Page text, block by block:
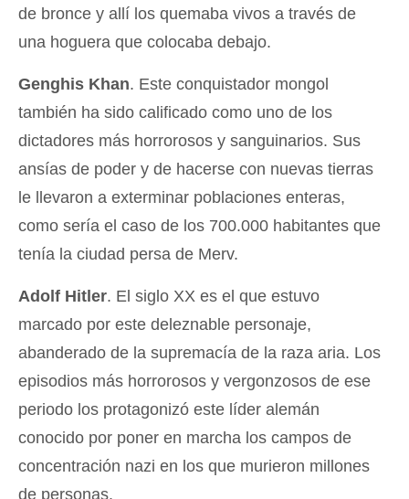
de bronce y allí los quemaba vivos a través de
una hoguera que colocaba debajo.
Genghis Khan. Este conquistador mongol
también ha sido calificado como uno de los
dictadores más horrorosos y sanguinarios. Sus
ansías de poder y de hacerse con nuevas tierras
le llevaron a exterminar poblaciones enteras,
como sería el caso de los 700.000 habitantes que
tenía la ciudad persa de Merv.
Adolf Hitler. El siglo XX es el que estuvo
marcado por este deleznable personaje,
abanderado de la supremacía de la raza aria. Los
episodios más horrorosos y vergonzosos de ese
periodo los protagonizó este líder alemán
conocido por poner en marcha los campos de
concentración nazi en los que murieron millones
de personas.